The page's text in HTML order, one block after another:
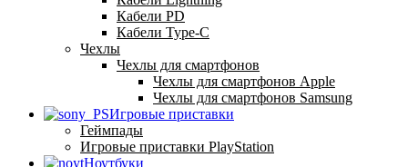
Кабели PD
Кабели Type-C
Чехлы
Чехлы для смартфонов
Чехлы для смартфонов Apple
Чехлы для смартфонов Samsung
Игровые приставки
Геймпады
Игровые приставки PlayStation
Ноутбуки